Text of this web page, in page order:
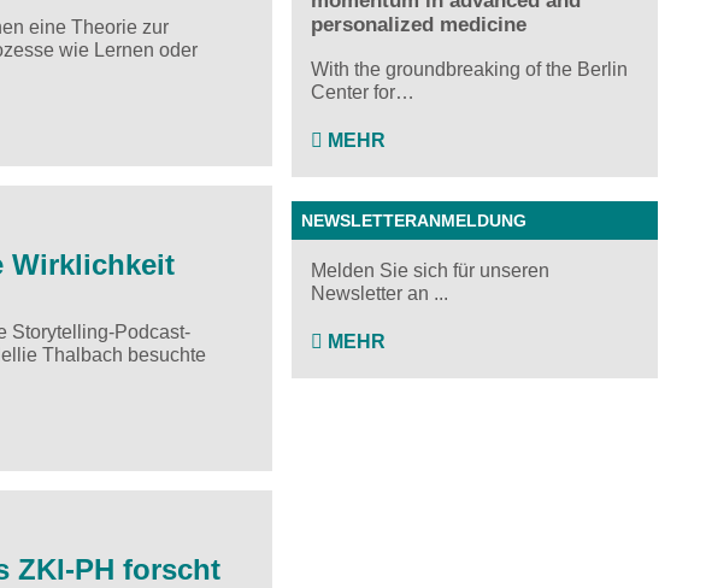
eine Theorie zur
wie Lernen oder
Wirklichkeit
Storytelling-Podcast-
Thalbach besuchte
ZKI-PH forscht
personalized medicine
With the groundbreaking of the Berlin
Center for…
MEHR
NEWSLETTERANMELDUNG
Melden Sie sich für unseren
Newsletter an ...
MEHR